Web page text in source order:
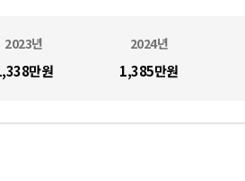
2023년 2024년
만원 1,385만원